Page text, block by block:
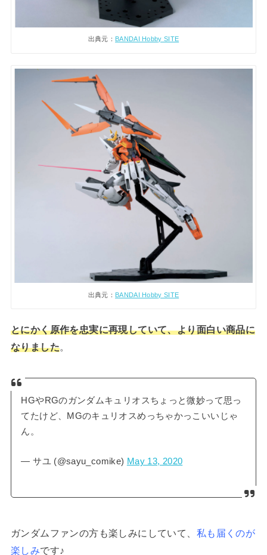
出典元： BANDAI Hobby SITE
出典元： BANDAI Hobby SITE
とにかく原作を忠実に再現していて、より面白い商品に
なりました。
HGやRGのガンダムキュリオスちょっと微妙って思っ
てたけど、MGのキュリオスめっちゃかっこいいじゃ
ん。
— サユ (@sayu_comike) May 13, 2020
ガンダムファンの方も楽しみにしていて、 私も届くのが
楽しみです♪